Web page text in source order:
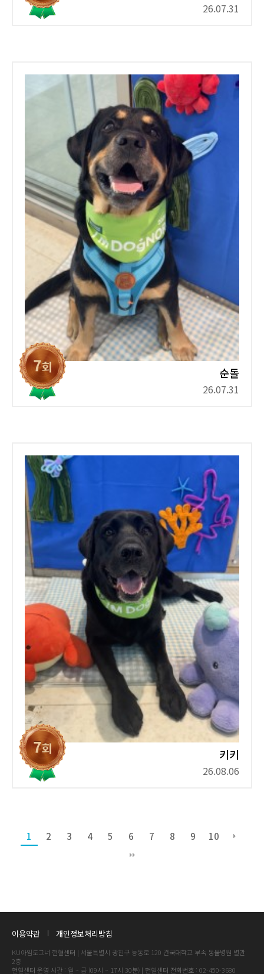
26.07.31
순돌
26.07.31
키키
26.08.06
1 2 3 4 5 6 7 8 9 10
이용약관 개인정보처리방침
KU아임도그너 헌혈센터 | 서울특별시 광진구 능동로 120 건국대학교 부속 동물병원 별관
2층
헌혈센터 운영 시간 : 월 ~ 금 (09시 ~ 17시 30분) | 헌혈센터 전화번호 : 02-450-3680